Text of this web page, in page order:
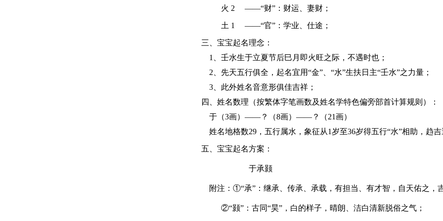
火 2 ——“财” ：财运、妻财；
土 1 ——“官”：学业、仕途；
三、宝宝起名理念：
1、壬水生于立夏节后巳月即火旺之际，不遇时也；
2、先天五行俱全，起名宜用“金”、“水”生扶日主“壬水”之力量；
3、此外姓名音意形俱佳吉祥；
四、姓名数理（按繁体字笔画数及姓名学特色偏旁部首计算规则）：
于（3画）——？（8画）——？（21画）
姓名地格数29，五行属水，象征从1岁至36岁得五行“水”相助，趋吉
五、宝宝起名方案：
于承颢
附注：①“承”：继承、传承、承载，有担当、有才智，自天佑之，
②“颢”：古同“昊”，白的样子，晴朗、洁白清新脱俗之气；